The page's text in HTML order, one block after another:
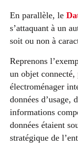
En parallèle, le
s’attaquant à un
soit ou non à
Reprenons
un objet
électroménager
données d’usage,
informations
données étaient
stratégique de